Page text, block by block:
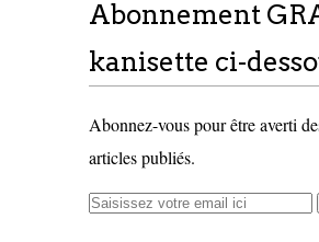
Abonnement
kanisette ci-
Abonnez-vous pour être averti
articles publiés.